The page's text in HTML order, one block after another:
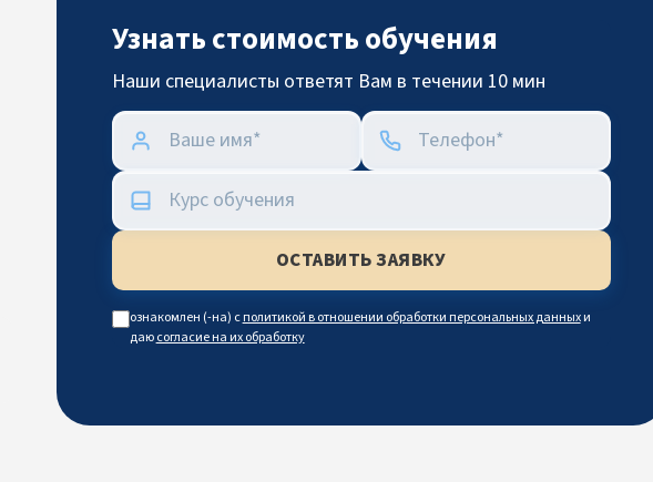
Узнать стоимость обучения
Наши специалисты ответят Вам в течении 10 мин
ознакомлен (-на) сполитикой в отношении обработки персональных данныхи
даюсогласие на их обработку